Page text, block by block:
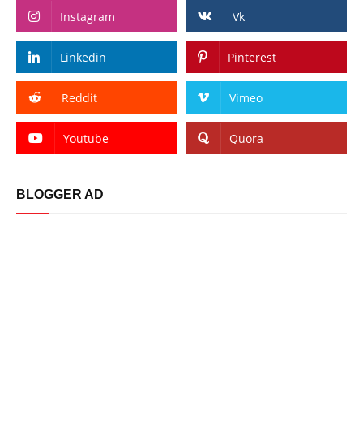
Instagram Vk
Linkedin Pinterest
Reddit Vimeo
Youtube Quora
BLOGGER AD